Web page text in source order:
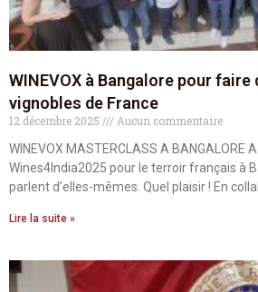
WINEVOX à Bangalore pour
vignobles de France
12 décembre 2025
Aucun commentaire
WINEVOX MASTERCLASS A BANGALORE
Wines4India2025 pour le terroir français à
parlent d’elles-mêmes. Quel plaisir ! En
Lire la suite »